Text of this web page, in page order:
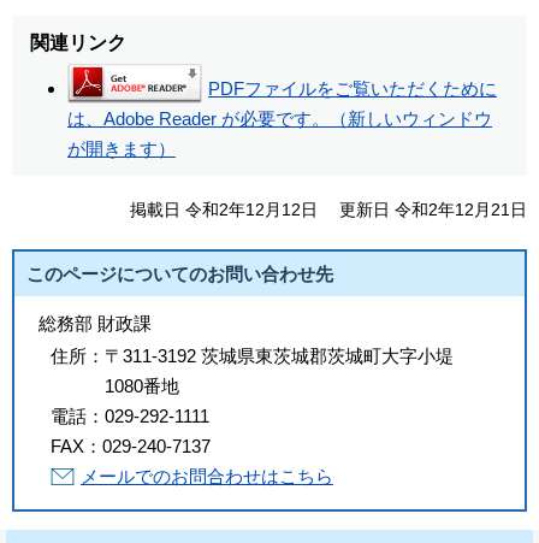
関連リンク
PDFファイルをご覧いただくために
は、Adobe Reader が必要です。（新しいウィンドウ
が開きます）
掲載日 令和2年12月12日 更新日 令和2年12月21日
このページについてのお問い合わせ先
総務部 財政課
住所： 〒311-3192 茨城県東茨城郡茨城町大字小堤
1080番地
電話： 029-292-1111
FAX： 029-240-7137
メールでのお問合わせはこちら